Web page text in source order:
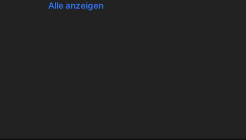
Alle anzeigen